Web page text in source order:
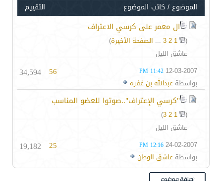
التقييم الموضوع / كاتب الموضوع
ال معمر على كرسي الاعتراف
(
1
2
3
... الصفحة الأخيرة)
عاشق الليل
12-03-2007
11:42 PM
بواسطة عبدالله بن غفره
56
34,594
"كرسي الإعتراف"..صوتوا للعضو المناسب
(
1
2
3
)
عاشق الليل
24-02-2007
12:16 PM
بواسطة عاشق الوطن
25
19,182